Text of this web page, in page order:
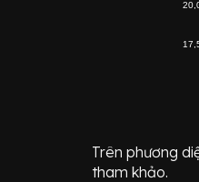
Trên phương
tham khảo.